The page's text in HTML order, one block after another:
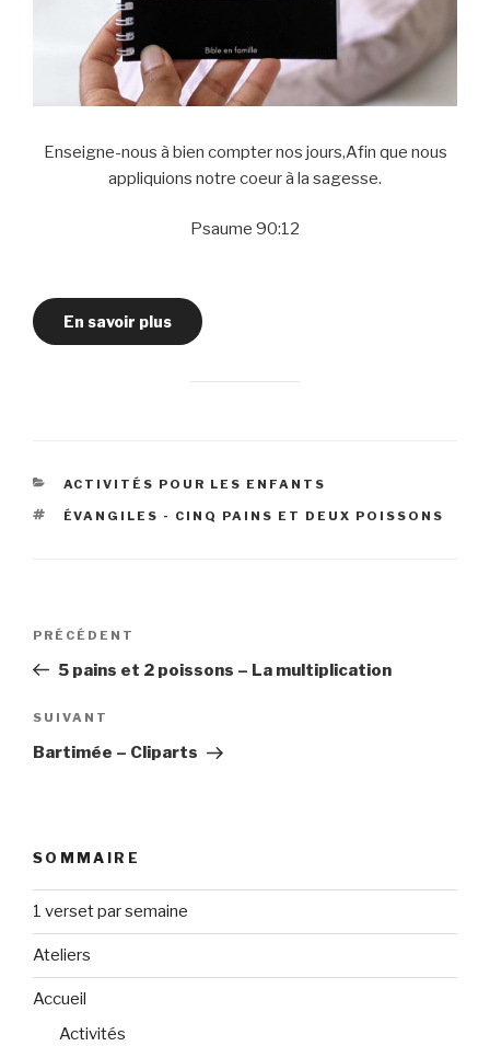
Enseigne-nous à bien compter nos jours,Afin que nous
appliquions notre coeur à la sagesse.
Psaume 90:12
En savoir plus
CATÉGORIES
ACTIVITÉS POUR LES ENFANTS
ÉTIQUETTES
ÉVANGILES - CINQ PAINS ET DEUX POISSONS
Navigation
l’article
Article
précédent
PRÉCÉDENT
5 pains et 2 poissons – La multiplication
Article
suivant
SUIVANT
Bartimée – Cliparts
SOMMAIRE
1 verset par semaine
Ateliers
Accueil
Activités